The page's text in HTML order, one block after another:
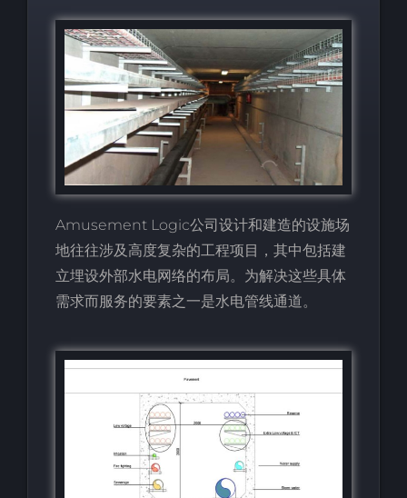
Amusement Logic公司设计和建造的设施场
地往往涉及高度复杂的工程项目，其中包括建
立埋设外部水电网络的布局。为解决这些具体
需求而服务的要素之一是水电管线通道。